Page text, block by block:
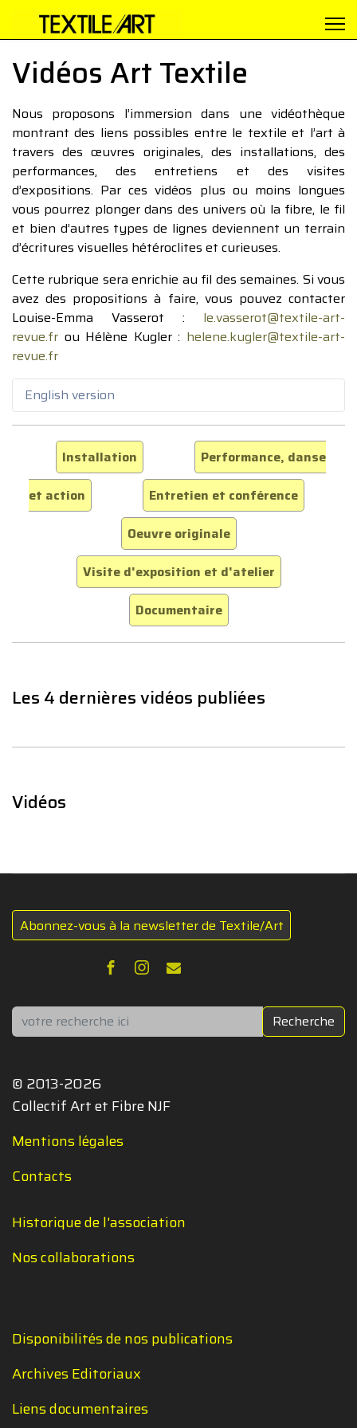
Vidéos Art Textile
Nous proposons l’immersion dans une vidéothèque
montrant des liens possibles entre le textile et l’art à
travers des œuvres originales, des installations, des
performances, des entretiens et des visites
d’expositions. Par ces vidéos plus ou moins longues
vous pourrez plonger dans des univers où la fibre, le fil
et bien d’autres types de lignes deviennent un terrain
d’écritures visuelles hétéroclites et curieuses.
Cette rubrique sera enrichie au fil des semaines. Si vous
avez des propositions à faire, vous pouvez contacter
Louise-Emma Vasserot : le.vasserot@textile-art-
revue.fr ou Hélène Kugler : helene.kugler@textile-art-
revue.fr
English version
Installation
Performance, danse
et action
Entretien et conférence
Oeuvre originale
Visite d'exposition et d'atelier
Documentaire
Les 4 dernières vidéos publiées
Vidéos
Abonnez-vous à la newsletter de Textile/Art
Rechercher Recherche
© 2013-2026
Collectif Art et Fibre NJF
Mentions légales
Contacts
Historique de l'association
Nos collaborations
Disponibilités de nos publications
Archives Editoriaux
Liens documentaires